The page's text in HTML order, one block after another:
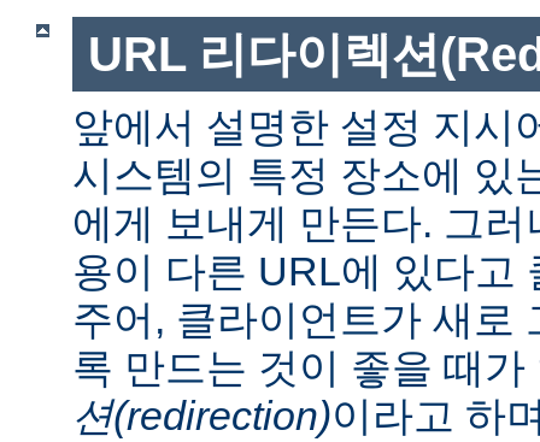
URL 리다이렉션
앞에서 설명한 설정 지시
시스템의 특정 장소에 있
에게 보내게 만든다. 그
용이 다른 URL에 있다고
주어, 클라이언트가 새로
록 만드는 것이 좋을 때
션(redirection)이라고 하